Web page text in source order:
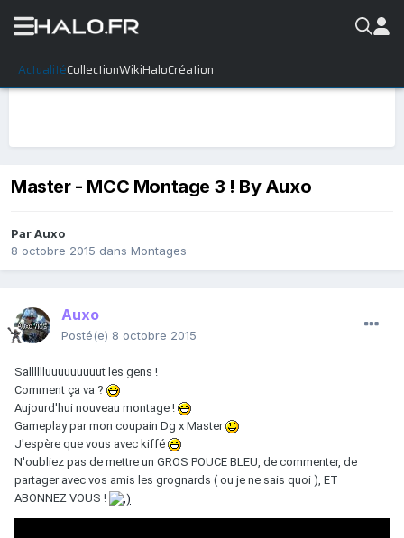
ActualitéCollectionWikiHaloCréation
Master - MCC Montage 3 ! By Auxo
ParAuxo
8 octobre 2015 dans Montages
Auxo
Posté(e) 8 octobre 2015
Salllllluuuuuuuuut les gens !
Comment ça va ?
Aujourd'hui nouveau montage !
Gameplay par mon coupain Dg x Master
J'espère que vous avec kiffé
N'oubliez pas de mettre un GROS POUCE BLEU, de commenter, de
partager avec vos amis les grognards ( ou je ne sais quoi ), ET
ABONNEZ VOUS !